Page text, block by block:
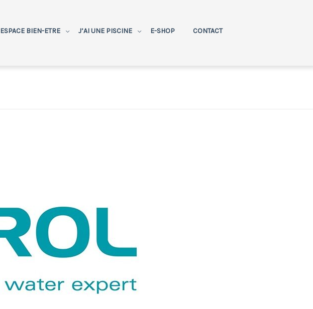
ESPACE BIEN-ETRE J’AI UNE PISCINE E-SHOP CONTACT